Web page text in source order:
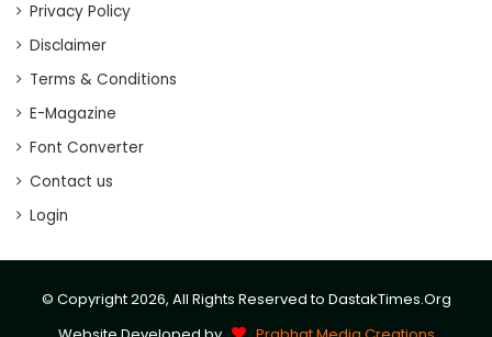
Privacy Policy
Disclaimer
Terms & Conditions
E-Magazine
Font Converter
Contact us
Login
© Copyright 2026, All Rights Reserved to DastakTimes.Org